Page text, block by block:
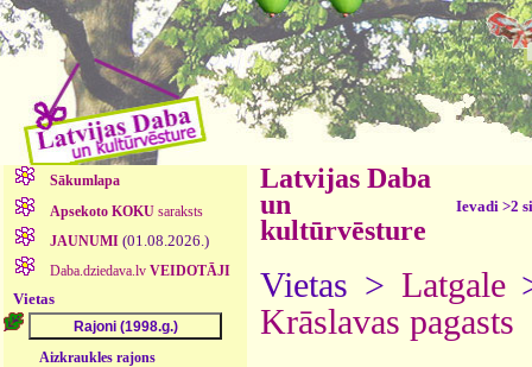
Sākumlapa
Apsekoto KOKUsaraksts
JAUNUMI (01.08.2026.)
Daba.dziedava.lv VEIDOTĀJI
Vietas
Aizkraukles rajons
Latvijas Daba
un
kultūrvēsture
Ievadi >2
Vietas > Latgale
Krāslavas pagasts